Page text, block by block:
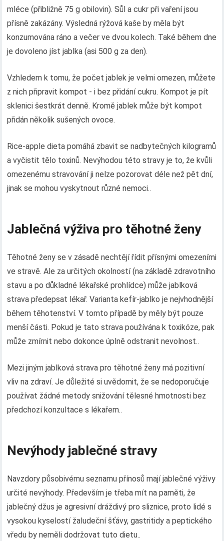
mléce (přibližně 75 g obilovin). Sůl a cukr při vaření jsou
přísně zakázány. Výsledná rýžová kaše by měla být
konzumována ráno a večer ve dvou kolech. Také během dne
je dovoleno jíst jablka (asi 500 g za den).
Vzhledem k tomu, že počet jablek je velmi omezen, můžete
z nich připravit kompot - i bez přidání cukru. Kompot je pít
sklenici šestkrát denně. Kromě jablek může být kompot
přidán několik sušených ovoce.
Rice-apple dieta pomáhá zbavit se nadbytečných kilogramů
a vyčistit tělo toxinů. Nevýhodou této stravy je to, že kvůli
omezenému stravování ji nelze pozorovat déle než pět dní,
jinak se mohou vyskytnout různé nemoci..
Jablečná výživa pro těhotné ženy
Těhotné ženy se v zásadě nechtějí řídit přísnými omezeními
ve stravě. Ale za určitých okolností (na základě zdravotního
stavu a po důkladné lékařské prohlídce) může jablková
strava předepsat lékař. Varianta kefír-jablko je nejvhodnější
během těhotenství. V tomto případě by měly být pouze
menší části. Pokud je tato strava používána k toxikóze, pak
může zmírnit nebo dokonce úplně odstranit nevolnost..
Mezi jiným jablková strava pro těhotné ženy má pozitivní
vliv na zdraví. Je důležité si uvědomit, že se nedoporučuje
používat žádné metody snižování tělesné hmotnosti bez
předchozí konzultace s lékařem..
Nevýhody jablečné stravy
Navzdory působivému seznamu přínosů mají jablečné výživy
určité nevýhody. Především je třeba mít na paměti, že
jablečný džus je agresivní dráždivý pro sliznice, proto lidé s
vysokou kyselostí žaludeční šťávy, gastritidy a peptického
vředu by neměli dodržovat tuto dietu..